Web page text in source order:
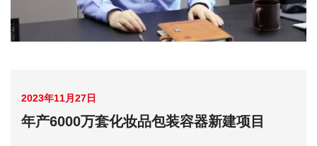
2023年11月27日
年产6000万套化妆品包装容器新建项目